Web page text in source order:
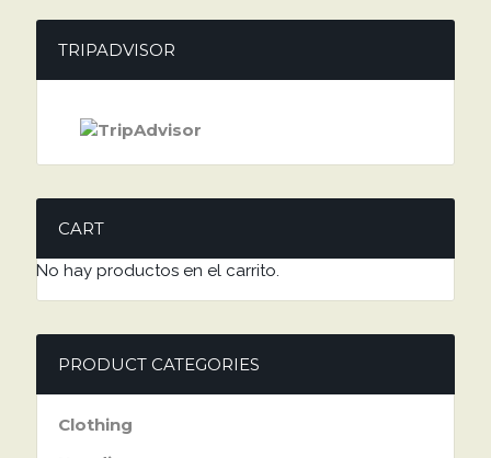
TRIPADVISOR
CART
No hay productos en el carrito.
PRODUCT CATEGORIES
Clothing